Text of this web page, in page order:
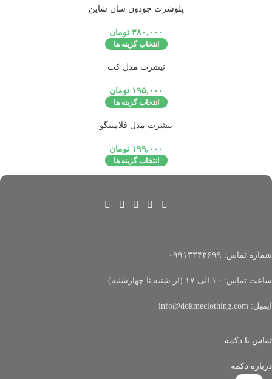
پلوشرت جودون سان شاین
۳۸۰,۰۰۰ تومان
انتخاب گزینه ها
تیشرت مدل کت
۱۹۵,۰۰۰ تومان
انتخاب گزینه ها
تیشرت مدل فلامینگو
۱۹۹,۰۰۰ تومان
انتخاب گزینه ها
شماره تماس: ۰۹۹۱۳۳۴۳۶۹۹
ساعت تماس: ۱۰ الی ۱۷ (از شنبه تا چهارشنبه)
ایمیل: info@dokmeclothing.com
تماس با دکمه
درباره دکمه